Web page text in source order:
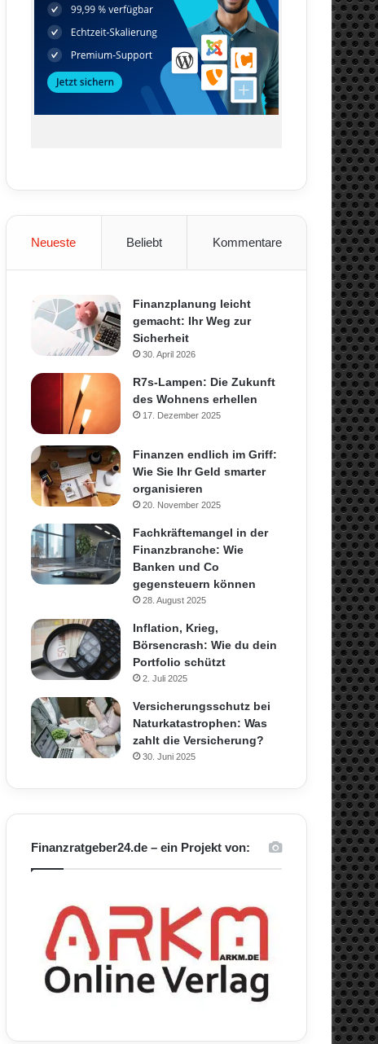
Neueste Beliebt Kommentare
Finanzplanung leicht
gemacht: Ihr Weg zur
Sicherheit
30. April 2026
R7s-Lampen: Die Zukunft
des Wohnens erhellen
17. Dezember 2025
Finanzen endlich im Griff:
Wie Sie Ihr Geld smarter
organisieren
20. November 2025
Fachkräftemangel in der
Finanzbranche: Wie
Banken und Co
gegensteuern können
28. August 2025
Inflation, Krieg,
Börsencrash: Wie du dein
Portfolio schützt
2. Juli 2025
Versicherungsschutz bei
Naturkatastrophen: Was
zahlt die Versicherung?
30. Juni 2025
Finanzratgeber24.de – ein Projekt von: